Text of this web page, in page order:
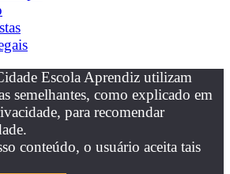
Escola Aprendiz utilizam
semelhantes, como explicado em
para recomendar
conteúdo, o usuário aceita tais